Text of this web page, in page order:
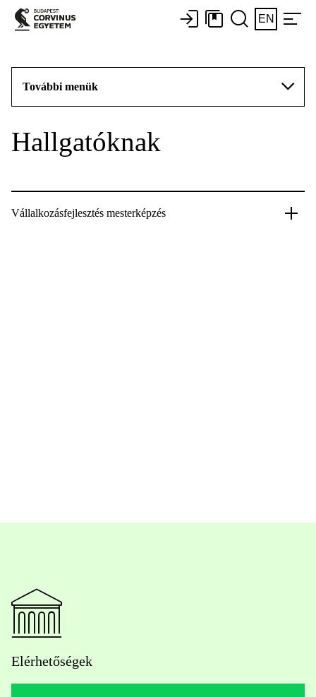
EN
További menük
Hallgatóknak
Vállalkozásfejlesztés mesterképzés
Elérhetőségek